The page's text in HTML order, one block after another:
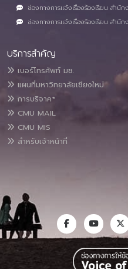
ช่องทางการแจ้งเรื่องร้องเรียน สำนั
ช่องทางการแจ้งเรื่องร้องเรียน สำนั
บริการสำคัญ
เบอร์โทรศัพท์ มช.
แผนที่มหาวิทยาลัยเชียงใหม่
การบริจาค*
CMU MAIL
CMU MIS
สำหรับเจ้าหน้าที่